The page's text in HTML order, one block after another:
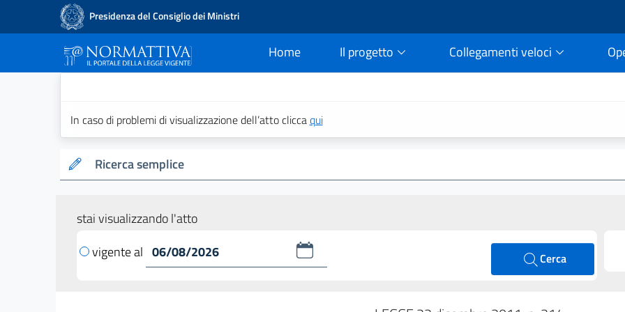
Presidenza del Consiglio dei Ministri
Home
current Il progetto Collegamenti veloci
In caso di problemi di visualizzazione dell’atto cliccaqui
Ricerca semplice
stai visualizzando l'atto
vigente al
Cerca